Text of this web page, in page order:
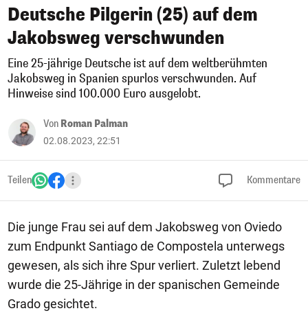
Deutsche Pilgerin (25) auf dem
Jakobsweg verschwunden
Eine 25-jährige Deutsche ist auf dem weltberühmten
Jakobsweg in Spanien spurlos verschwunden. Auf
Hinweise sind 100.000 Euro ausgelobt.
Von Roman Palman
02.08.2023, 22:51
Teilen Kommentare
Die junge Frau sei auf dem Jakobsweg von Oviedo
zum Endpunkt Santiago de Compostela unterwegs
gewesen, als sich ihre Spur verliert. Zuletzt lebend
wurde die 25-Jährige in der spanischen Gemeinde
Grado gesichtet.